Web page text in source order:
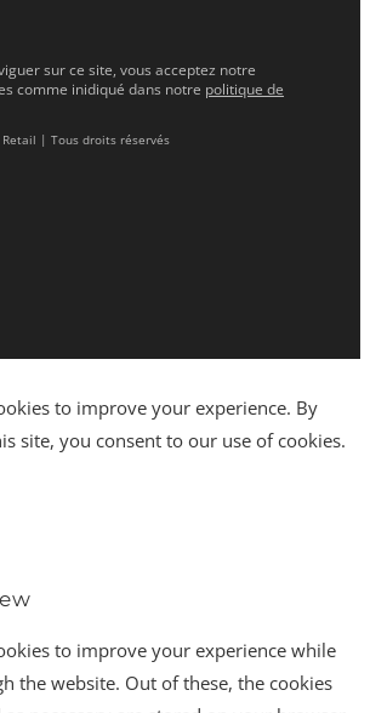
sur ce site, vous acceptez notre
comme inidiqué dans notre politique de
| Tous droits réservés
to improve your experience. By
site, you consent to our use of cookies.
to improve your experience while
the website. Out of these, the cookies